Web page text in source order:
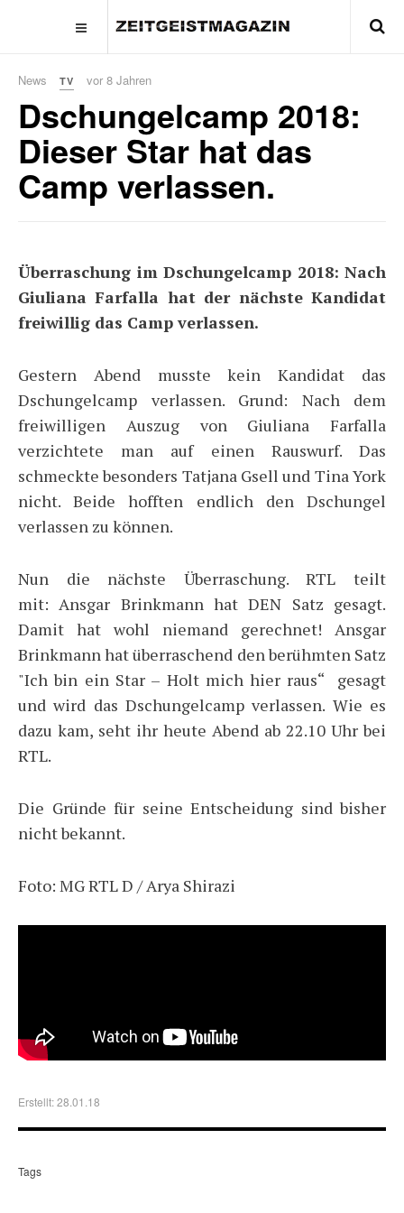
News TV vor 8 Jahren
Dschungelcamp 2018:
Dieser Star hat das
Camp verlassen.
Überraschung im Dschungelcamp 2018: Nach
Giuliana Farfalla hat der nächste Kandidat
freiwillig das Camp verlassen.
Gestern Abend musste kein Kandidat das
Dschungelcamp verlassen. Grund: Nach dem
freiwilligen Auszug von Giuliana Farfalla
verzichtete man auf einen Rauswurf. Das
schmeckte besonders Tatjana Gsell und Tina York
nicht. Beide hofften endlich den Dschungel
verlassen zu können.
Nun die nächste Überraschung. RTL teilt
mit: Ansgar Brinkmann hat DEN Satz gesagt.
Damit hat wohl niemand gerechnet! Ansgar
Brinkmann hat überraschend den berühmten Satz
"Ich bin ein Star – Holt mich hier raus“ gesagt
und wird das Dschungelcamp verlassen. Wie es
dazu kam, seht ihr heute Abend ab 22.10 Uhr bei
RTL.
Die Gründe für seine Entscheidung sind bisher
nicht bekannt.
Foto: MG RTL D / Arya Shirazi
Erstellt: 28.01.18
Tags